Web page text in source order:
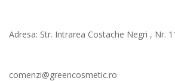
Adresa: Str. Intrarea Costache Negri , Nr.
comenzi@greencosmetic.ro